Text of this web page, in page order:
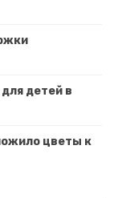
детей в
цветы к